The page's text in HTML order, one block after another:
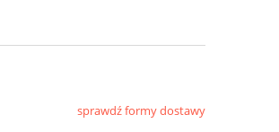
sprawdź formy dostawy